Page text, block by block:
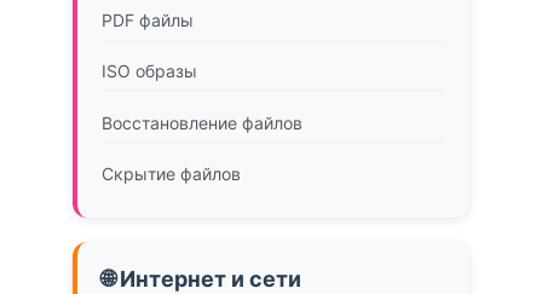
PDF файлы
ISO образы
Восстановление файлов
Скрытие файлов
🌐 Интернет и сети